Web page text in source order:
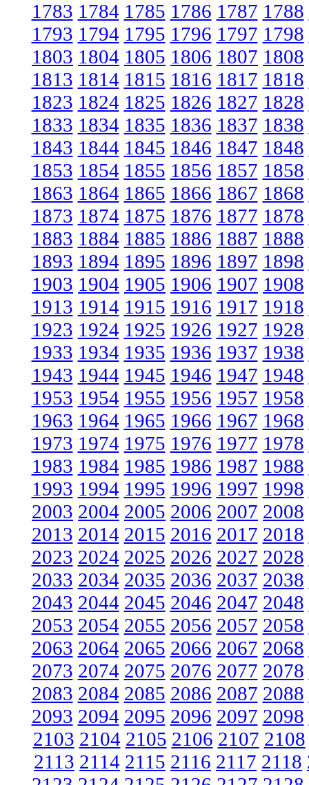
1783 1784 1785 1786 1787 1788
1793 1794 1795 1796 1797 1798
1803 1804 1805 1806 1807 1808
1813 1814 1815 1816 1817 1818
1823 1824 1825 1826 1827 1828
1833 1834 1835 1836 1837 1838
1843 1844 1845 1846 1847 1848
1853 1854 1855 1856 1857 1858
1863 1864 1865 1866 1867 1868
1873 1874 1875 1876 1877 1878
1883 1884 1885 1886 1887 1888
1893 1894 1895 1896 1897 1898
1903 1904 1905 1906 1907 1908
1913 1914 1915 1916 1917 1918
1923 1924 1925 1926 1927 1928
1933 1934 1935 1936 1937 1938
1943 1944 1945 1946 1947 1948
1953 1954 1955 1956 1957 1958
1963 1964 1965 1966 1967 1968
1973 1974 1975 1976 1977 1978
1983 1984 1985 1986 1987 1988
1993 1994 1995 1996 1997 1998
2003 2004 2005 2006 2007 2008
2013 2014 2015 2016 2017 2018
2023 2024 2025 2026 2027 2028
2033 2034 2035 2036 2037 2038
2043 2044 2045 2046 2047 2048
2053 2054 2055 2056 2057 2058
2063 2064 2065 2066 2067 2068
2073 2074 2075 2076 2077 2078
2083 2084 2085 2086 2087 2088
2093 2094 2095 2096 2097 2098
2103 2104 2105 2106 2107 2108
2113 2114 2115 2116 2117 2118